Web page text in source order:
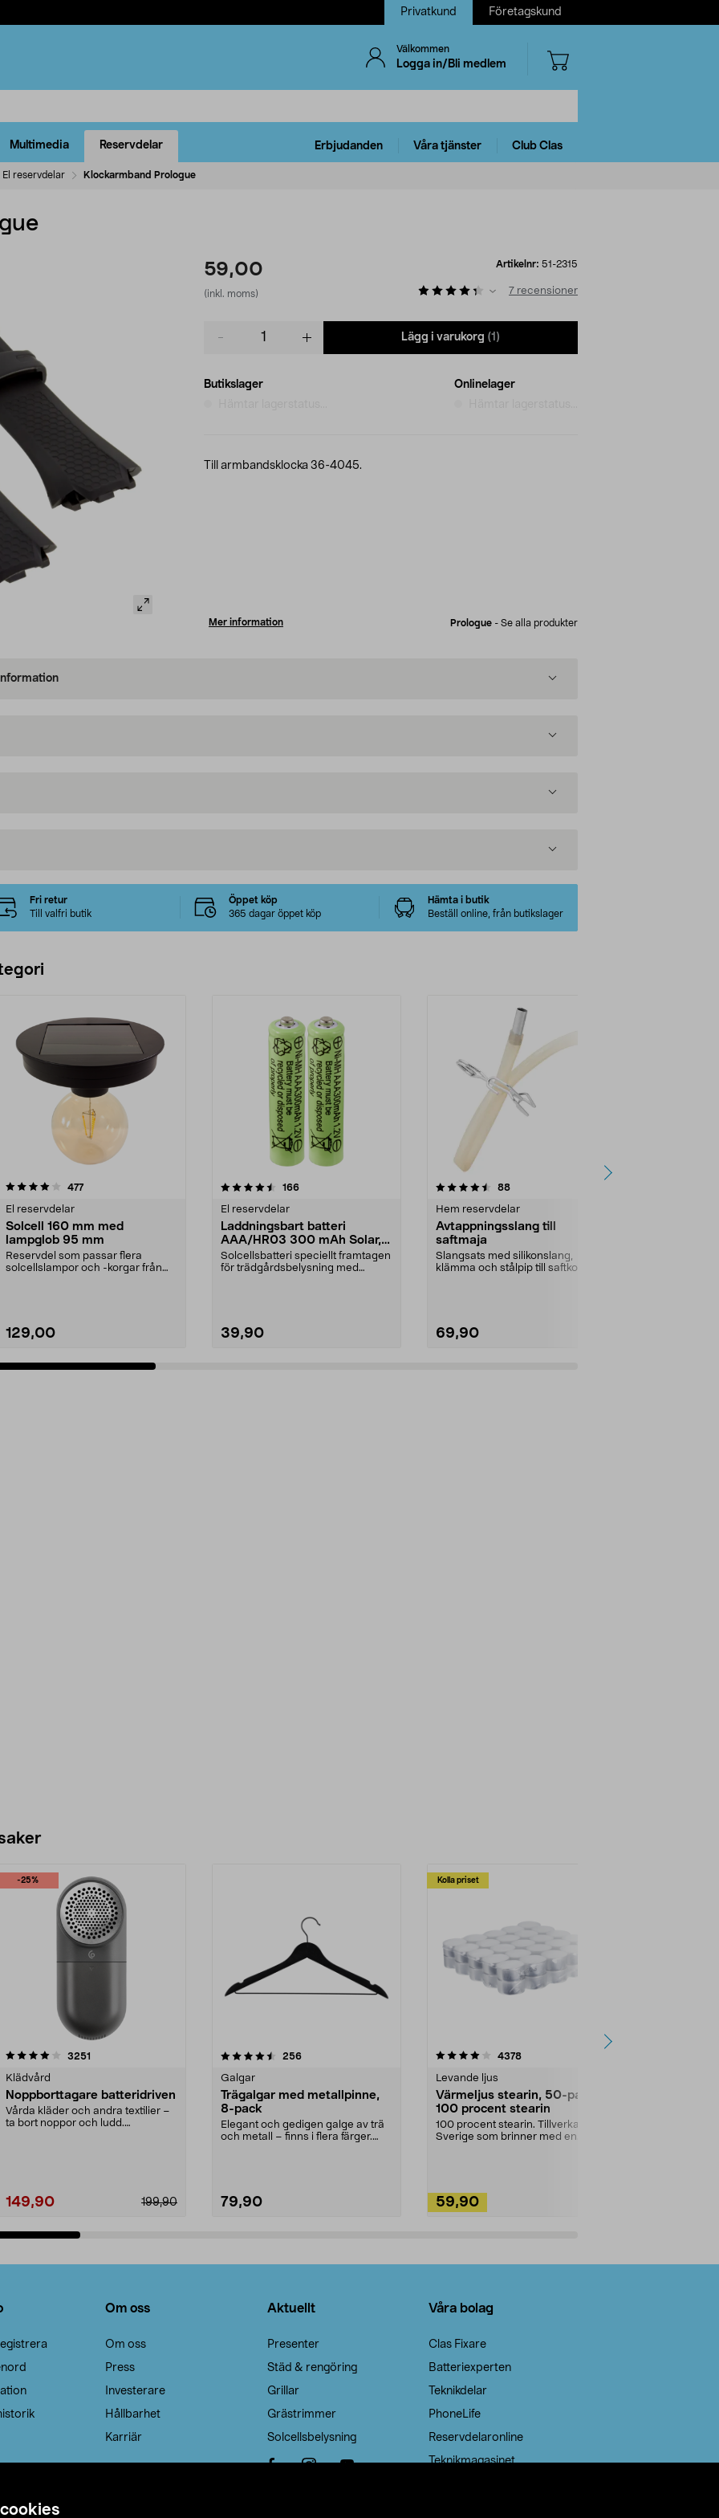
Privatkund Företagskund
Välkommen
Logga in/Bli medlem
Multimedia Reservdelar Erbjudanden Våra tjänster Club Clas
El reservdelar Klockarmband Prologue
59,00
(inkl. moms)
Artikelnr: 51-2315
7 recensioner
Lägg i varukorg (1)
Butikslager
Onlinelager
Till armbandsklocka 36-4045.
Mer information Prologue - Se alla produkter
Fri retur
Till valfri butik
Öppet köp
365 dagar öppet köp
Hämta i butik
Beställ online, från butikslager
477recensioner
El reservdelar
Solcell 160 mm med
lampglob 95 mm
Reservdel som passar flera
solcellslampor och -korgar från
129,00
4.5 av 5 stjärnor 166recensioner
El reservdelar
Laddningsbart batteri
AAA/HR03 300 mAh Solar,
2-pack
Solcellsbatteri speciellt framtagen
för trädgårdsbelysning med
39,90
4.5 av 5 stjärnor 88recensioner
Hem reservdelar
Avtappningsslang till
saftmaja
Slangsats med silikonslang,
klämma och stålpip till saftkokare.
69,90
4.5 av 5 stjärnor
-25%
3251
Klädvård
Noppborttagare batteridriven
Vårda kläder och andra textilier –
ta bort noppor och ludd.
199,90
149,90
4.5av 5 stjärnor 256recensioner
Galgar
Trägalgar med metallpinne,
8-pack
Elegant och gedigen galge av trä
och metall – finns i flera färger.
79,90
Kolla priset
4.0av 5 stjärnor 4378recensioner
Levande ljus
Värmeljus stearin, 50-pack,
100 procent stearin
100 procent stearin. Tillverkade i
Sverige som brinner med en
59,90
4.5av 5 stjärnor
Om oss
Om oss
Press
Investerare
Hållbarhet
Karriär
Aktuellt
Presenter
Städ & rengöring
Grillar
Grästrimmer
Solcellsbelysning
Våra bolag
Clas Fixare
Batteriexperten
Teknikdelar
PhoneLife
Reservdelaronline
Teknikmagasinet